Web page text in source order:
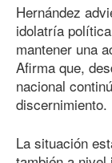
Hernández
idolatría
mantener una
Afirma que,
nacional
discernimiento.
La situación